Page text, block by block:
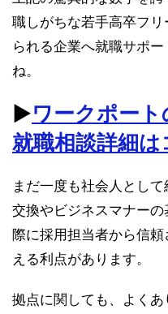
職しがちな若手高卒フ
られる企業へ就職サポ
ね。
▶︎ワークポー
就職相談詳細は
まだ一度も社会人とし
交換やビジネスマナー
際に採用担当者から信
える利点があります。
拠点に関しても、よく